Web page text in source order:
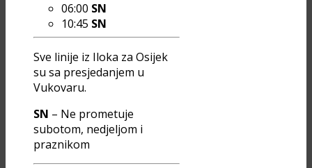
06:00 SN
10:45 SN
Sve linije iz Iloka za Osijek
su sa presjedanjem u
Vukovaru.
SN – Ne prometuje
subotom, nedjeljom i
praznikom